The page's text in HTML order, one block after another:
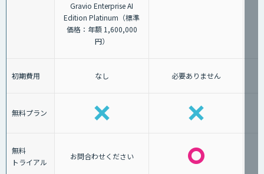
Gravio Enterprise AI
Edition Platinum（標準
価格：年額 1,600,000
円）
初期費用 なし 必要ありません
無料プラン
無料
トライアル
お問合わせください